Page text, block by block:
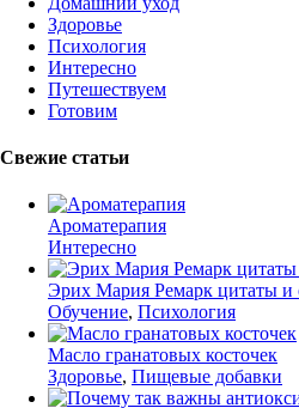
Здоровье
Психология
Интересно
Путешествуем
Готовим
Свежие статьи
Ароматерапия
Интересно
Эрих Мария Ремарк цитаты и
Обучение, Психология
Масло гранатовых косточек
Здоровье, Пищевые добавки